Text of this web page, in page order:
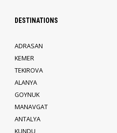
DESTINATIONS
ADRASAN
KEMER
TEKIROVA
ALANYA
GOYNUK
MANAVGAT
ANTALYA
KUNDU